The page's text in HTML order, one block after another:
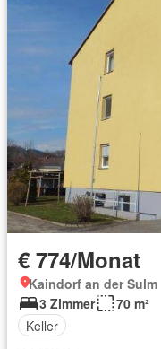
€ 774/Monat
Kaindorf an der Sulm
3 Zimmer
70 m²
Keller